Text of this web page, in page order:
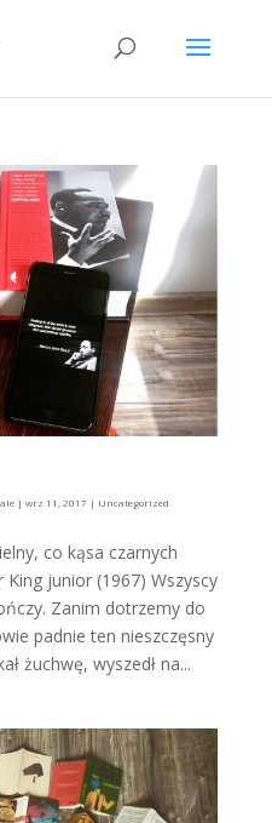
|wrz 11, 2017 | Uncategorized
co kąsa czarnych
junior (1967) Wszyscy
Zanim dotrzemy do
padnie ten nieszczęsny
żuchwę, wyszedł na...